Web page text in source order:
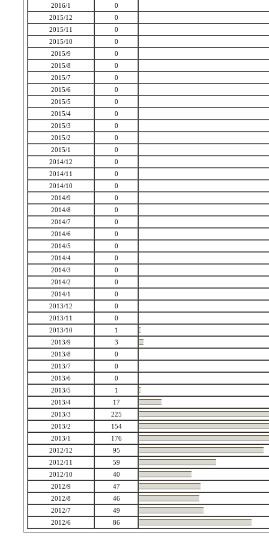
2016/1
0
2015/12
0
2015/11
0
2015/10
0
2015/9
0
2015/8
0
2015/7
0
2015/6
0
2015/5
0
2015/4
0
2015/3
0
2015/2
0
2015/1
0
2014/12
0
2014/11
0
2014/10
0
2014/9
0
2014/8
0
2014/7
0
2014/6
0
2014/5
0
2014/4
0
2014/3
0
2014/2
0
2014/1
0
2013/12
0
2013/11
0
2013/10
1
2013/9
3
2013/8
0
2013/7
0
2013/6
0
2013/5
1
2013/4
17
2013/3
225
2013/2
154
2013/1
176
2012/12
95
2012/11
59
2012/10
40
2012/9
47
2012/8
46
2012/7
49
2012/6
86